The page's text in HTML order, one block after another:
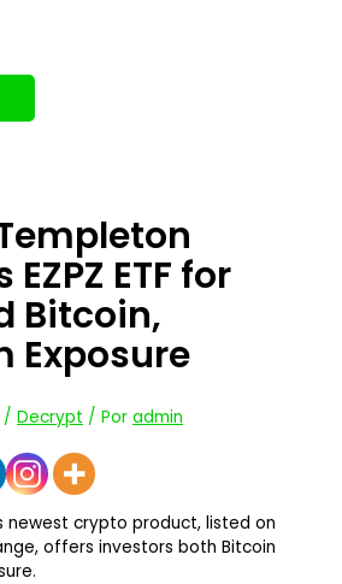
ETF for
Bitcoin,
Exposure
/Decrypt / Poradmin
newest crypto product, listed on
offers investors both Bitcoin